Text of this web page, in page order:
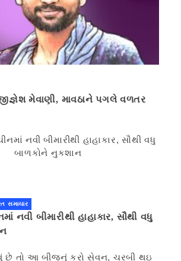
મેવાણી, માવઠાને પગલે વળતર
સમાચાર
નવી બીમારીથી હાહાકાર, સૌથી વધુ